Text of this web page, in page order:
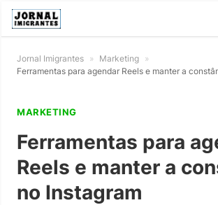
Jornal Imigrantes » Marketing »
Ferramentas para agendar Reels e manter a
MARKETING
Ferramentas para
Reels e manter a
no Instagram